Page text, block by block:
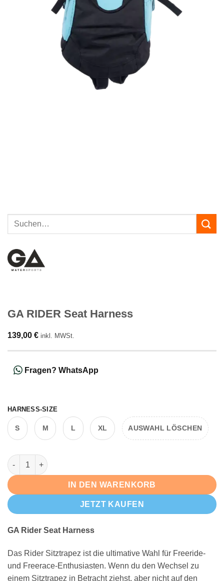
Suchen
GA RIDER Seat Harness
139,00 € inkl. MWSt.
Fragen? WhatsApp
HARNESS-SIZE
S M L XL AUSWAHL LÖSCHEN
GA RIDER Seat Harness Menge
IN DEN WARENKORB
JETZT KAUFEN
Alternative:
GA Rider Seat Harness
Das Rider Sitztrapez ist die ultimative Wahl für Freeride-
und Freerace-Enthusiasten. Wenn du den Wechsel zu
einem Sitztrapez in Betracht ziehst, aber nicht auf den